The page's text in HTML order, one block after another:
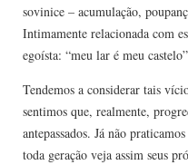
sovinice – acumulação,
Intimamente relacionada com
egoísta: “meu lar é meu
Tendemos a considerar tais
sentimos que, realmente,
antepassados. Já não
toda geração veja assim seus